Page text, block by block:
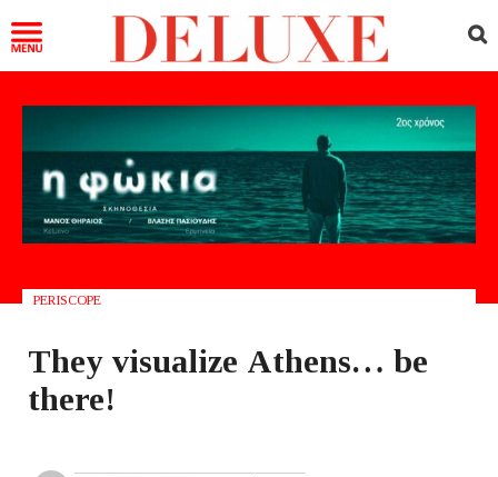
PERISCOPE
Τhey visualize Αthens… be
there!